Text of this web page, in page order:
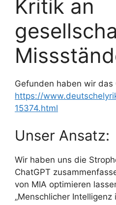
Kritik an
Gefunden haben wir das
https://
15374.html
Unser Ansatz:
Wir haben uns die
ChatGPT
von MIA optimieren
„Menschlicher Intelligenz